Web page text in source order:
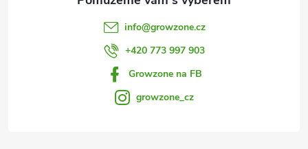
info@growzone.cz
+420 773 997 903
Growzone na FB
growzone_cz